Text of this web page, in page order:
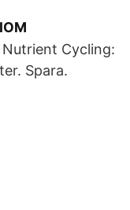
Cycling:
Spara.